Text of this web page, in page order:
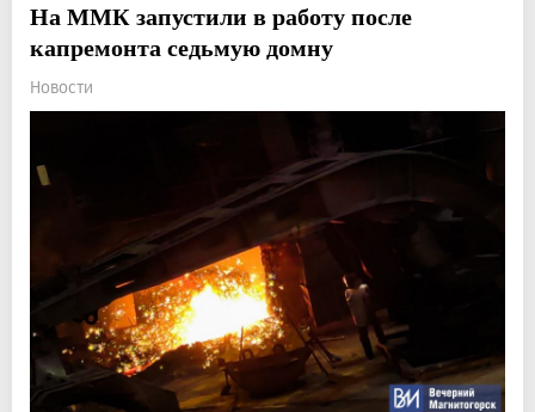
На ММК запустили в работу после
капремонта седьмую домну
Новости